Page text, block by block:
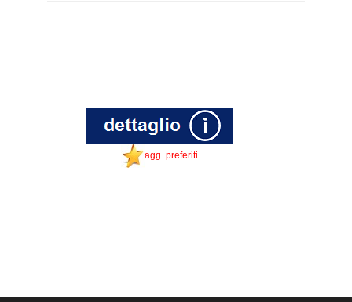
agg. preferiti